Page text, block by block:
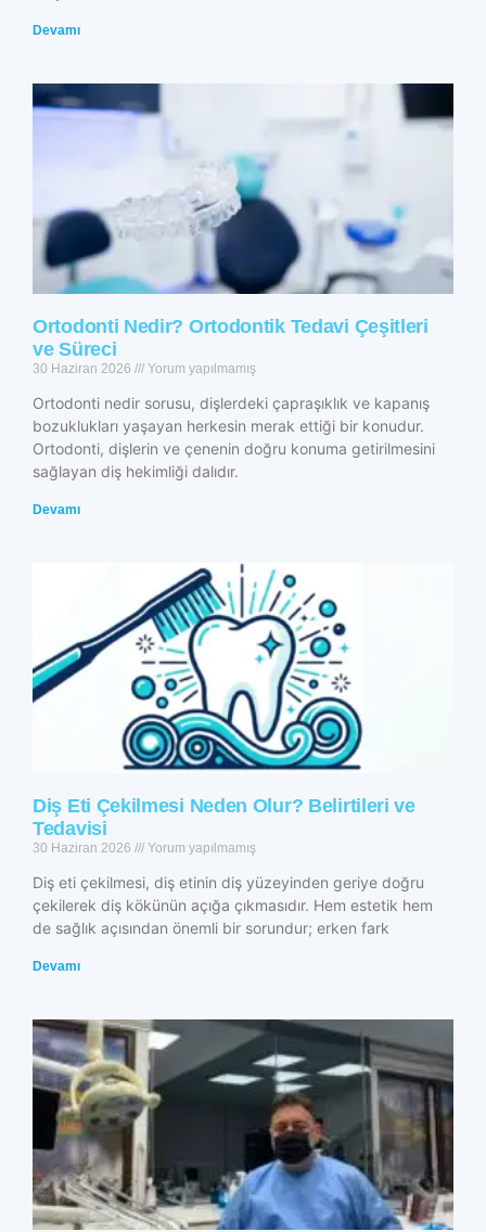
Devamı
Ortodonti Nedir? Ortodontik Tedavi Çeşitleri
ve Süreci
30 Haziran 2026 Yorum yapılmamış
Ortodonti nedir sorusu, dişlerdeki çapraşıklık ve kapanış
bozuklukları yaşayan herkesin merak ettiği bir konudur.
Ortodonti, dişlerin ve çenenin doğru konuma getirilmesini
sağlayan diş hekimliği dalıdır.
Devamı
Diş Eti Çekilmesi Neden Olur? Belirtileri ve
Tedavisi
30 Haziran 2026 Yorum yapılmamış
Diş eti çekilmesi, diş etinin diş yüzeyinden geriye doğru
çekilerek diş kökünün açığa çıkmasıdır. Hem estetik hem
de sağlık açısından önemli bir sorundur; erken fark
Devamı